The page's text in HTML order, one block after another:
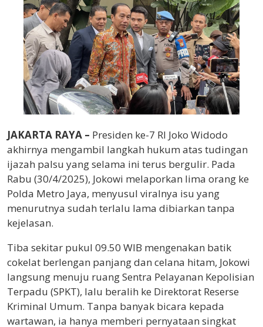
JAKARTA RAYA – Presiden ke-7 RI Joko Widodo
akhirnya mengambil langkah hukum atas tudingan
ijazah palsu yang selama ini terus bergulir. Pada
Rabu (30/4/2025), Jokowi melaporkan lima orang ke
Polda Metro Jaya, menyusul viralnya isu yang
menurutnya sudah terlalu lama dibiarkan tanpa
kejelasan.
Tiba sekitar pukul 09.50 WIB mengenakan batik
cokelat berlengan panjang dan celana hitam, Jokowi
langsung menuju ruang Sentra Pelayanan Kepolisian
Terpadu (SPKT), lalu beralih ke Direktorat Reserse
Kriminal Umum. Tanpa banyak bicara kepada
wartawan, ia hanya memberi pernyataan singkat